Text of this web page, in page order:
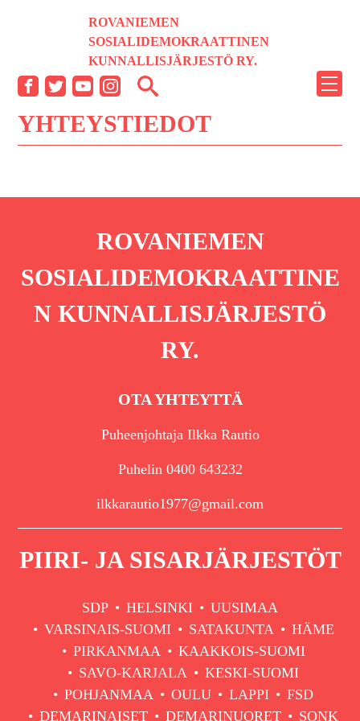
ROVANIEMEN
SOSIALIDEMOKRAATTINEN
KUNNALLISJÄRJESTÖ RY.
YHTEYSTIEDOT
ROVANIEMEN
SOSIALIDEMOKRAATTINE
N KUNNALLISJÄRJESTÖ
RY.
OTA YHTEYTTÄ
Puheenjohtaja Ilkka Rautio
Puhelin 0400 643232
ilkkarautio1977@gmail.com
PIIRI- JA SISARJÄRJESTÖT
SDP HELSINKI
UUSIMAA
VARSINAIS-SUOMI
SATAKUNTA
HÄME
PIRKANMAA
KAAKKOIS-SUOMI
SAVO-KARJALA
KESKI-SUOMI
POHJANMAA
OULU LAPPI
FSD
DEMARINAISET
DEMARINUORET SONK